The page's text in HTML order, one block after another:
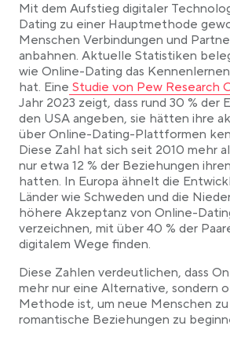
Mit dem Aufstieg digitaler
Dating zu einer Hauptmethode
Menschen Verbindungen und
anbahnen. Aktuelle Statistiken
wie Online-Dating das
hat. Eine Link opens in a new tab
Studie von Pew Research
Jahr 2023 zeigt, dass rund 30 % der
den USA angeben, sie hätten ihre
über Online-Dating-Plattformen
Diese Zahl hat sich seit 2010 mehr
nur etwa 12 % der Beziehungen
hatten. In Europa ähnelt die
Länder wie Schweden und die
höhere Akzeptanz von Online-
verzeichnen, mit über 40 % der
digitalem Wege finden.
Diese Zahlen verdeutlichen, dass
mehr nur eine Alternative, sondern
Methode ist, um neue Menschen
romantische Beziehungen zu